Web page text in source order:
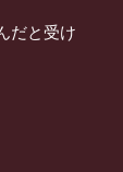
だと受け